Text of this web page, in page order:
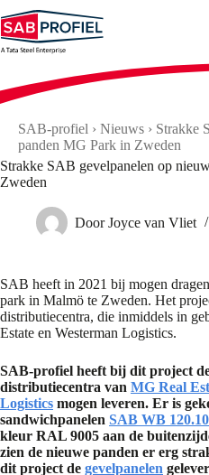
naar
de
inhoud
SAB-profiel › Nieuws › Strakke
panden MG Park in Zweden
Strakke SAB gevelpanelen op
Zweden
Door Joyce van Vliet
SAB heeft in 2021 bij mogen
park in Malmö te Zweden. Het
distributiecentra, die inmiddels in
Estate en Westerman Logistics.
SAB-profiel heeft bij dit project
distributiecentra van MG Real
Logistics mogen leveren. Er is
sandwichpanelen SAB WB
kleur RAL 9005 aan de
zien de nieuwe panden er erg
dit project de gevelpanelen